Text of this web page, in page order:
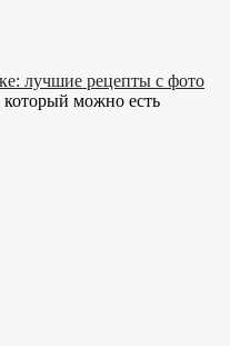
лучшие рецепты с фото
можно есть